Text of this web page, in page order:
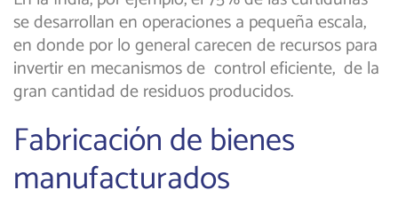
se desarrollan en operaciones a pequeña escala,
en donde por lo general carecen de recursos para
invertir en mecanismos de control eficiente, de la
gran cantidad de residuos producidos.
Fabricación de bienes
manufacturados